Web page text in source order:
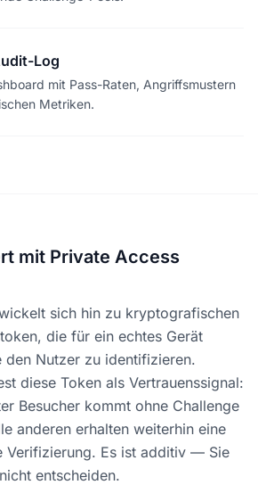
Log
mit Pass-Raten, Angriffsmustern
Metriken.
mit Private Access
sich hin zu kryptografischen
die für ein echtes Gerät
den Nutzer zu identifizieren.
diese Token als Vertrauenssignal:
Besucher kommt ohne Challenge
anderen erhalten weiterhin eine
Verifizierung. Es ist additiv — Sie
entscheiden.